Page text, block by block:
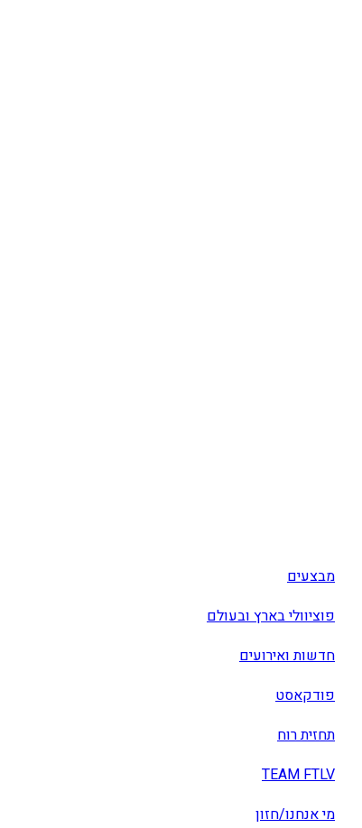
מבצעים
פוציוולי בארץ ובעולם
חדשות ואירועים
פודקאסט
תחזית רוח
TEAM FTLV
מי אנחנו/חזון